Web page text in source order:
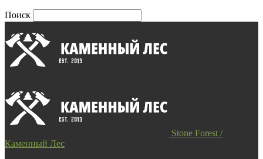
Поиск
Stone Forest /
Каменный Лес